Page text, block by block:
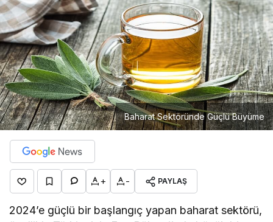
Baharat Sektöründe Güçlü Büyüme
+ - PAYLAŞ
2024’e güçlü bir başlangıç yapan baharat sektörü,